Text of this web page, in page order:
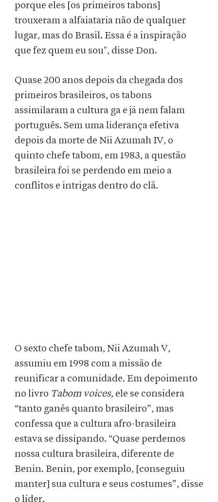
porque eles [os primeiros tabons]
trouxeram a alfaiataria não de qualquer
lugar, mas do Brasil. Essa é a inspiração
que fez quem eu sou", disse Don.
Quase 200 anos depois da chegada dos
primeiros brasileiros, os tabons
assimilaram a cultura ga e já nem falam
português. Sem uma liderança efetiva
depois da morte de Nii Azumah IV, o
quinto chefe tabom, em 1983, a questão
brasileira foi se perdendo em meio a
conflitos e intrigas dentro do clã.
O sexto chefe tabom, Nii Azumah V,
assumiu em 1998 com a missão de
reunificar a comunidade. Em depoimento
no livro Tabom voices, ele se considera
“tanto ganês quanto brasileiro”, mas
confessa que a cultura afro-brasileira
estava se dissipando. “Quase perdemos
nossa cultura brasileira, diferente de
Benin. Benin, por exemplo, [conseguiu
manter] sua cultura e seus costumes”, disse
o líder.